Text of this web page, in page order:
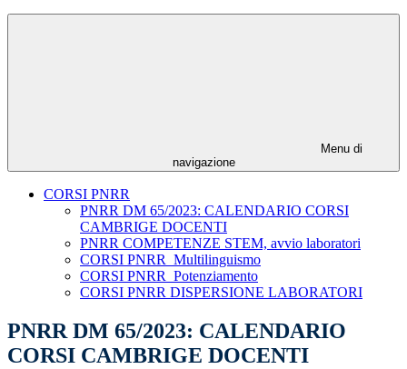
Menu di
navigazione
CORSI PNRR
PNRR DM 65/2023: CALENDARIO CORSI
CAMBRIGE DOCENTI
PNRR COMPETENZE STEM, avvio laboratori
CORSI PNRR_Multilinguismo
CORSI PNRR_Potenziamento
CORSI PNRR DISPERSIONE LABORATORI
PNRR DM 65/2023: CALENDARIO
CORSI CAMBRIGE DOCENTI